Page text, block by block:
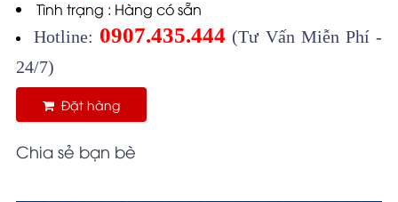
Tình trạng : Hàng có sẵn
Hotline: 0907.435.444 (Tư Vấn Miễn Phí -
24/7)
Đặt hàng
Chia sẻ bạn bè